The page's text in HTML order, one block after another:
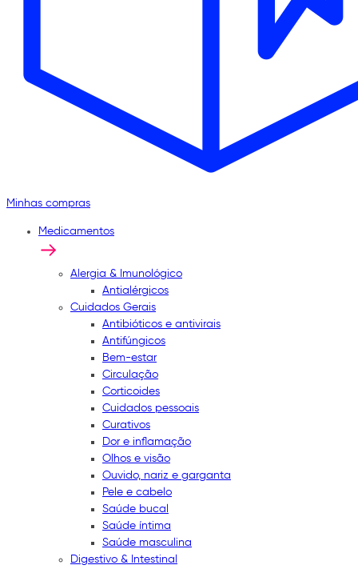
Minhas compras
Medicamentos
Alergia & Imunológico
Antialérgicos
Cuidados Gerais
Antibióticos e antivirais
Antifúngicos
Bem-estar
Circulação
Corticoides
Cuidados pessoais
Curativos
Dor e inflamação
Olhos e visão
Ouvido, nariz e garganta
Pele e cabelo
Saúde bucal
Saúde íntima
Saúde masculina
Digestivo & Intestinal